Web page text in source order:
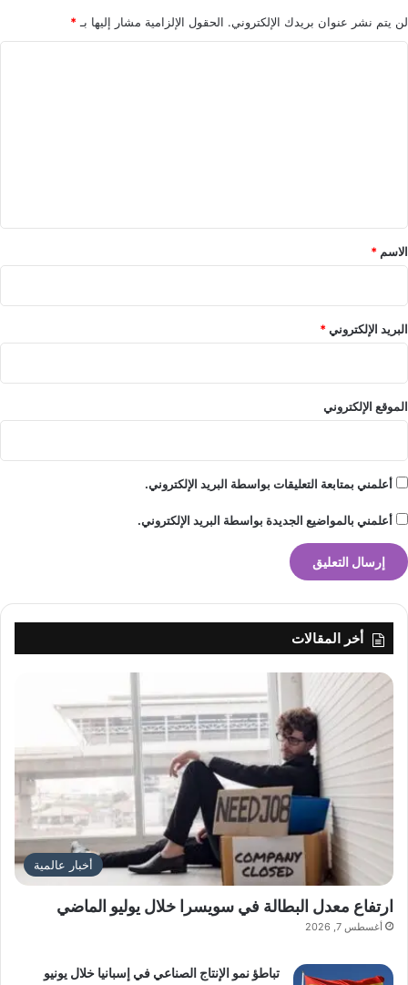
lebanonpress.xyz — الإعلامية مريان القزي تقدم حفل
النجمين ملحم زين و جورج وسوف في الدوحة
لن يتم نشر عنوان بريدك الإلكتروني. الحقول الإلزامية مشار إليها بـ *
*
الاسم *
البريد الإلكتروني*
الموقع الإلكتروني
أعلمني بمتابعة التعليقات بواسطة البريد الإلكتروني.
أعلمني بالمواضيع الجديدة بواسطة البريد الإلكتروني.
أخر المقالات
أخبار عالمية
ارتفاع معدل البطالة في سويسرا خلال يوليو الماضي
أغسطس 7, 2026
تباطؤ نمو الإنتاج الصناعي في إسبانيا خلال يونيو